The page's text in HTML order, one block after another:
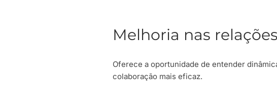
Melhoria nas
Oferece a oportunidade de entender
colaboração mais eficaz.